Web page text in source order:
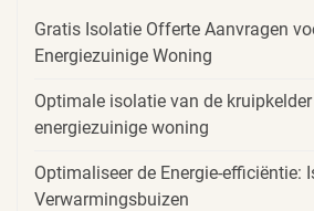
Gratis Isolatie Offerte Aanvragen
Energiezuinige Woning
Optimale isolatie van de
energiezuinige woning
Optimaliseer de Energie-efficiëntie:
Verwarmingsbuizen